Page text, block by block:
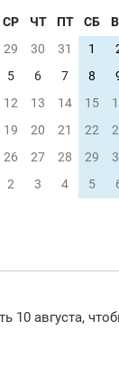
СР ЧТ ПТ СБ
29 30 31 1
5 6 7 8
12 13 14 15
19 20 21 22
26 27 28 29
2 3 4 5
10 августа,